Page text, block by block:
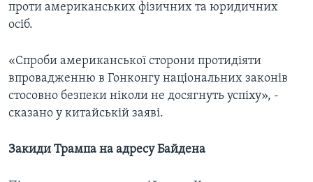
проти американських фізичних та юридичних
осіб.
«Спроби американської сторони протидіяти
впровадженню в Гонконгу національних законів
стосовно безпеки ніколи не досягнуть успіху», -
сказано у китайській заяві.
Закиди Трампа на адресу Байдена